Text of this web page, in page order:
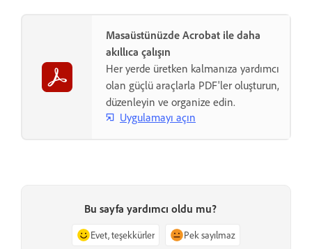
Masaüstünüzde Acrobat ile daha
akıllıca çalışın
Her yerde üretken kalmanıza yardımcı
olan güçlü araçlarla PDF'ler oluşturun,
düzenleyin ve organize edin.
Uygulamayı açın
Bu sayfa yardımcı oldu mu?
Evet, teşekkürler Pek sayılmaz